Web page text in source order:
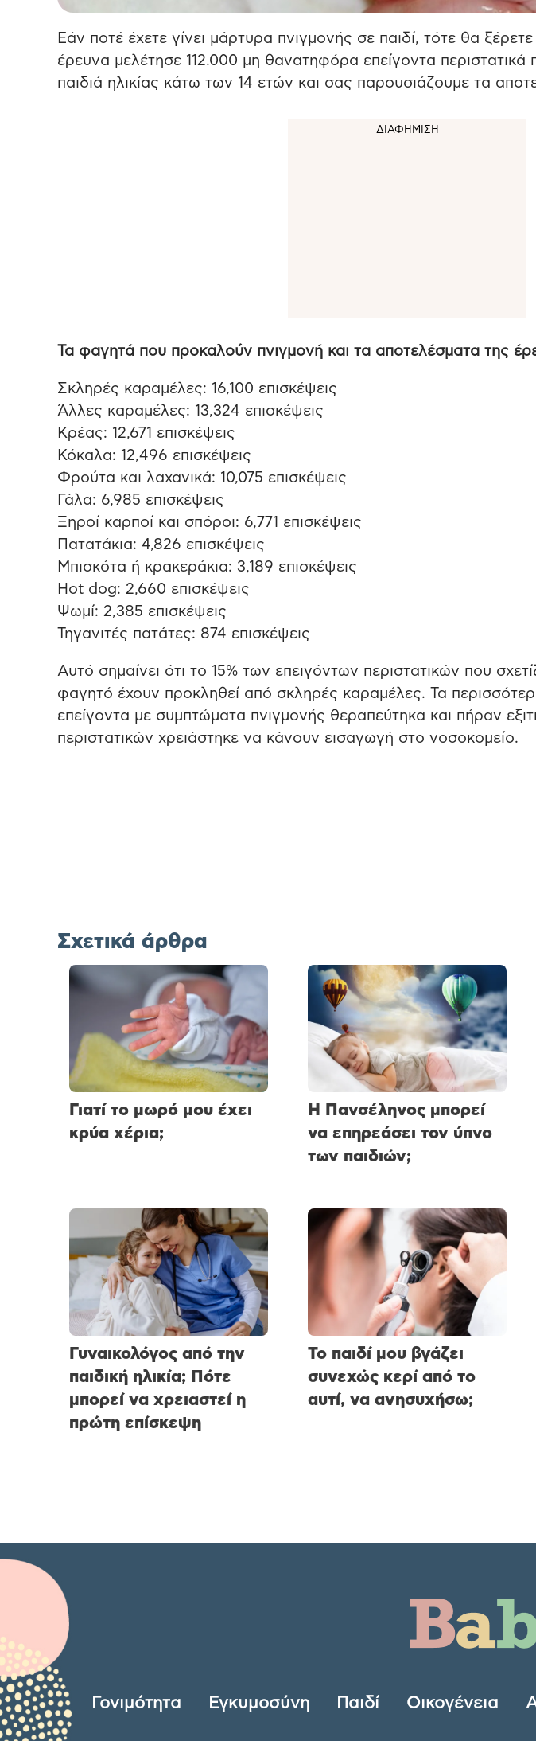
Εάν ποτέ έχετε γίνει μάρτυρα πνιγμονής σε παιδί, τότε θα
έρευνα μελέτησε 112.000 μη θανατηφόρα επείγοντα
παιδιά ηλικίας κάτω των 14 ετών και σας παρουσιάζουμε τα
Τα φαγητά που προκαλούν πνιγμονή και τα αποτελέσματα της
Σκληρές καραμέλες: 16,100 επισκέψεις
Άλλες καραμέλες: 13,324 επισκέψεις
Κρέας: 12,671 επισκέψεις
Κόκαλα: 12,496 επισκέψεις
Φρούτα και λαχανικά: 10,075 επισκέψεις
Γάλα: 6,985 επισκέψεις
Ξηροί καρποί και σπόροι: 6,771 επισκέψεις
Πατατάκια: 4,826 επισκέψεις
Μπισκότα ή κρακεράκια: 3,189 επισκέψεις
Hot dog: 2,660 επισκέψεις
Ψωμί: 2,385 επισκέψεις
Τηγανιτές πατάτες: 874 επισκέψεις
Αυτό σημαίνει ότι το 15% των επειγόντων περιστατικών που
φαγητό έχουν προκληθεί από σκληρές καραμέλες. Τα
επείγοντα με συμπτώματα πνιγμονής θεραπεύτηκα και πήραν
περιστατικών χρειάστηκε να κάνουν εισαγωγή στο νοσοκομείο.
Σχετικά άρθρα
Γιατί το μωρό μου έχει
κρύα χέρια;
Η Πανσέληνος μπορεί
να επηρεάσει τον ύπνο
των παιδιών;
Γυναικολόγος από την
παιδική ηλικία; Πότε
μπορεί να χρειαστεί η
πρώτη επίσκεψη
Το παιδί μου βγάζει
συνεχώς κερί από το
αυτί, να ανησυχήσω;
Γονιμότητα Εγκυμοσύνη Παιδί Οικογένεια